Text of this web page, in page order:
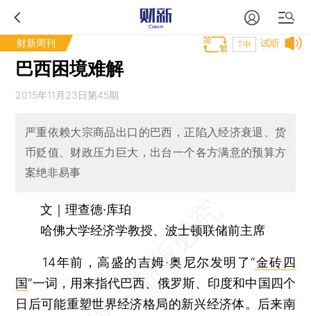
财新周刊 试听
T中
巴西困境难解
2015年11月23日第45期
严重依赖大宗商品出口的巴西，正陷入经济衰退、货
币贬值、财政压力巨大，出台一个各方满意的预算方
案绝非易事
文｜理查德·库珀
哈佛大学经济学教授、波士顿联储前主席
14年前，高盛的吉姆·奥尼尔发明了“金砖四
国”一词，用来指代巴西、俄罗斯、印度和中国四个
日后可能重塑世界经济格局的新兴经济体。后来南